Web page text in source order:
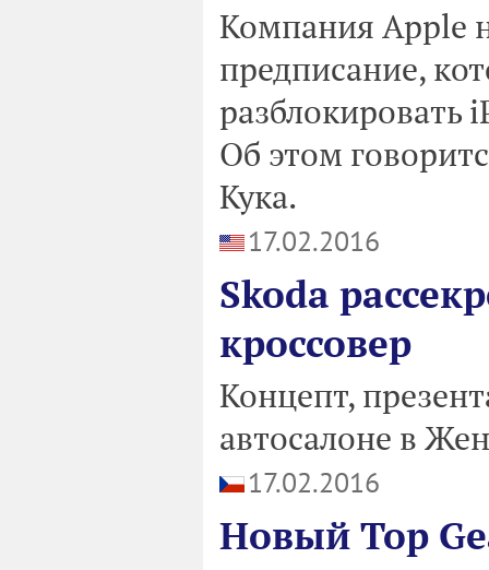
Компания Apple
предписание,
разблокировать
Об этом
Кука.
17.02.2016
Skoda
кроссовер
Концепт,
автосалоне в
17.02.2016
Новый Top